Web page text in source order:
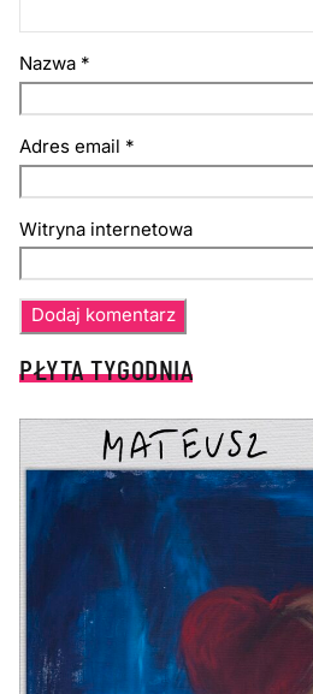
Nazwa *
Adres email *
Witryna internetowa
PŁYTA TYGODNIA